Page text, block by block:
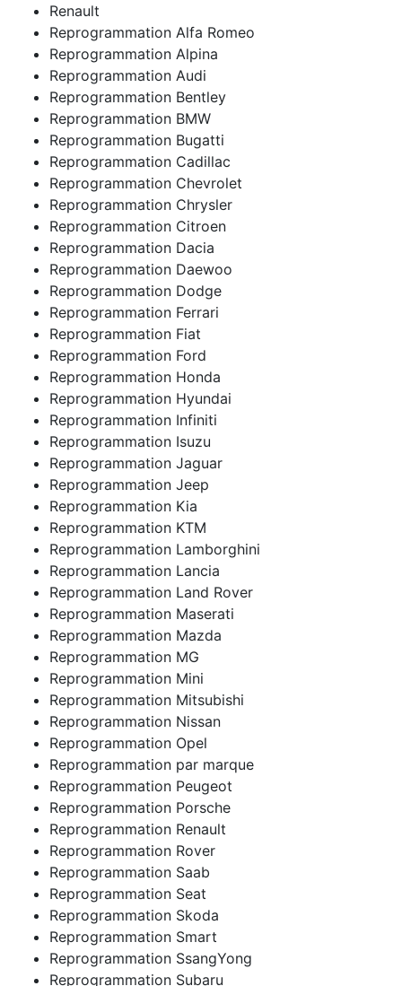
Renault
Reprogrammation Alfa Romeo
Reprogrammation Alpina
Reprogrammation Audi
Reprogrammation Bentley
Reprogrammation BMW
Reprogrammation Bugatti
Reprogrammation Cadillac
Reprogrammation Chevrolet
Reprogrammation Chrysler
Reprogrammation Citroen
Reprogrammation Dacia
Reprogrammation Daewoo
Reprogrammation Dodge
Reprogrammation Ferrari
Reprogrammation Fiat
Reprogrammation Ford
Reprogrammation Honda
Reprogrammation Hyundai
Reprogrammation Infiniti
Reprogrammation Isuzu
Reprogrammation Jaguar
Reprogrammation Jeep
Reprogrammation Kia
Reprogrammation KTM
Reprogrammation Lamborghini
Reprogrammation Lancia
Reprogrammation Land Rover
Reprogrammation Maserati
Reprogrammation Mazda
Reprogrammation MG
Reprogrammation Mini
Reprogrammation Mitsubishi
Reprogrammation Nissan
Reprogrammation Opel
Reprogrammation par marque
Reprogrammation Peugeot
Reprogrammation Porsche
Reprogrammation Renault
Reprogrammation Rover
Reprogrammation Saab
Reprogrammation Seat
Reprogrammation Skoda
Reprogrammation Smart
Reprogrammation SsangYong
Reprogrammation Subaru